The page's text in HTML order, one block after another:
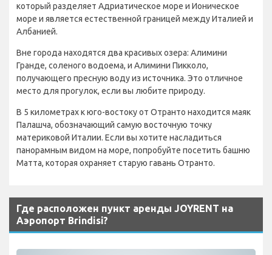
который разделяет Адриатическое море и Ионическое
море и является естественной границей между Италией и
Албанией.
Вне города находятся два красивых озера: Алимини
Гранде, соленого водоема, и Алимини Пикколо,
получающего пресную воду из источника. Это отличное
место для прогулок, если вы любите природу.
В 5 километрах к юго-востоку от Отранто находится маяк
Палашча, обозначающий самую восточную точку
материковой Италии. Если вы хотите насладиться
панорамным видом на море, попробуйте посетить башню
Матта, которая охраняет старую гавань Отранто.
Где расположен пункт аренды JOYRENT на
Аэропорт Brindisi?